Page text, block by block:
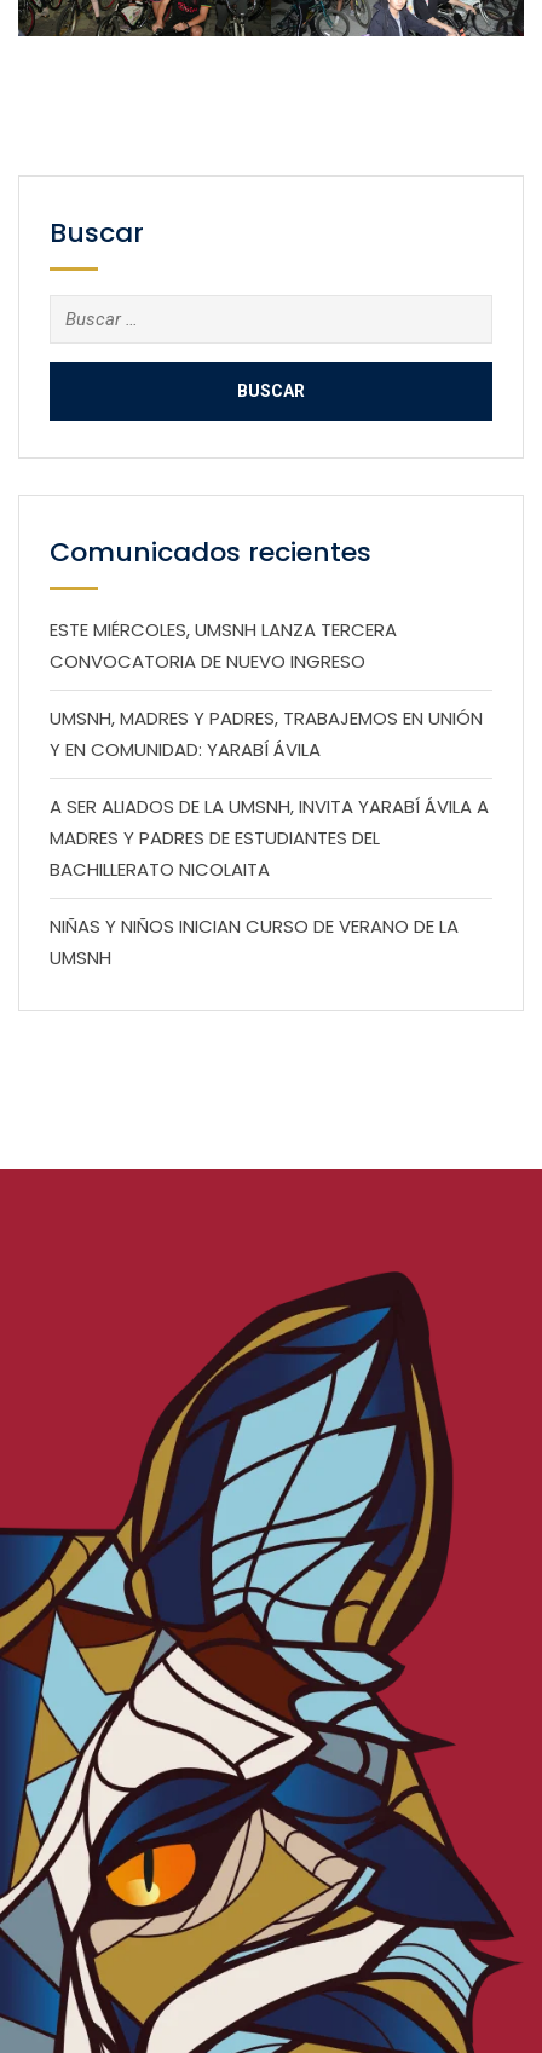
Buscar
Buscar:
Comunicados recientes
ESTE MIÉRCOLES, UMSNH LANZA TERCERA
CONVOCATORIA DE NUEVO INGRESO
UMSNH, MADRES Y PADRES, TRABAJEMOS EN UNIÓN
Y EN COMUNIDAD: YARABÍ ÁVILA
A SER ALIADOS DE LA UMSNH, INVITA YARABÍ ÁVILA A
MADRES Y PADRES DE ESTUDIANTES DEL
BACHILLERATO NICOLAITA
NIÑAS Y NIÑOS INICIAN CURSO DE VERANO DE LA
UMSNH